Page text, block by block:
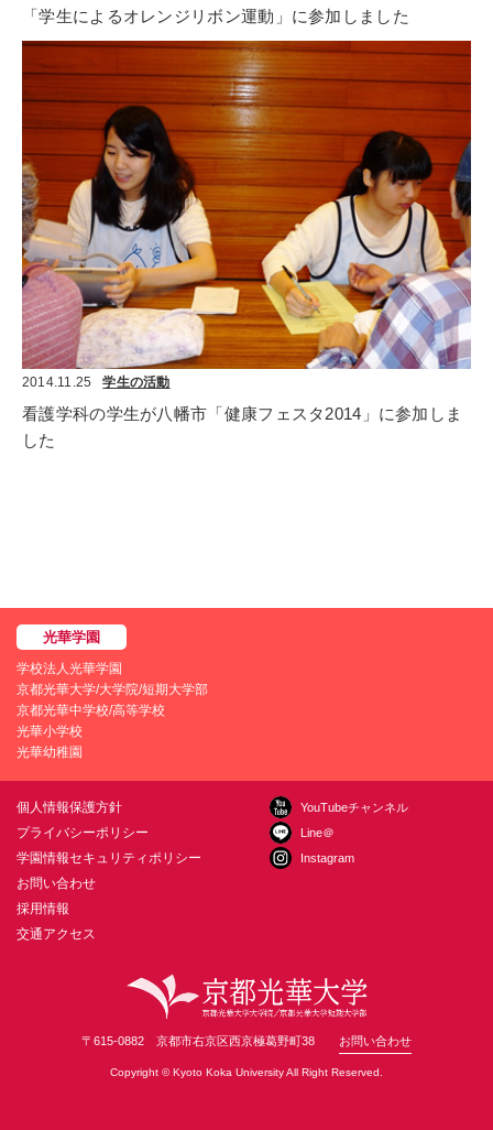
「学生によるオレンジリボン運動」に参加しました
2014.11.25 学生の活動
看護学科の学生が八幡市「健康フェスタ2014」に参加しま
した
学校法人光華学園
京都光華大学/大学院/短期大学部
京都光華中学校/高等学校
光華小学校
光華幼稚園
個人情報保護方針
プライバシーポリシー
学園情報セキュリティポリシー
お問い合わせ
採用情報
交通アクセス
YouTubeチャンネル
Line＠
Instagram
〒615-0882 京都市右京区西京極葛野町38 お問い合わせ
Copyright © Kyoto Koka University All Right Reserved.